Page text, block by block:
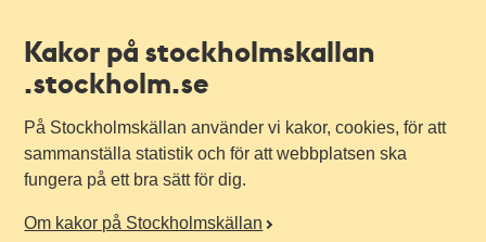
Kakor på stockholmskallan
.stockholm.se
På Stockholmskällan använder vi kakor, cookies, för att
sammanställa statistik och för att webbplatsen ska
fungera på ett bra sätt för dig.
Om kakor på Stockholmskällan